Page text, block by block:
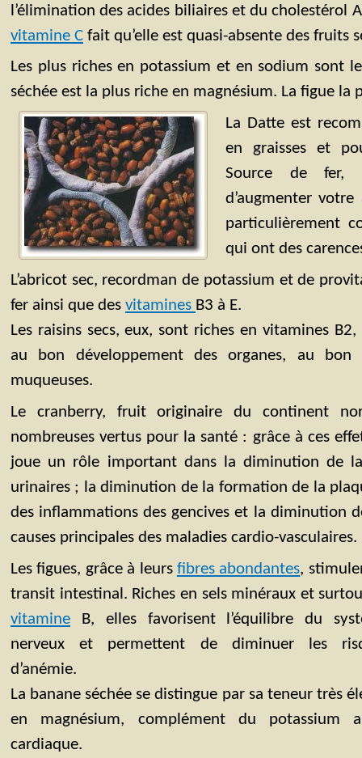
l’élimination des acides biliaires et du cholestérol
vitamine C fait qu’elle est quasi-absente des fruits
Les plus riches en potassium et en sodium sont
séchée est la plus riche en magnésium. La figue la
La Datte est
en graisses et
Source de fer,
d’augmenter
particulièrement
qui ont des
L’abricot sec, recordman de potassium et de
fer ainsi que des vitamines B3 à E.
Les raisins secs, eux, sont riches en vitamines
au bon développement des organes, au
muqueuses.
Le cranberry, fruit originaire du continent
nombreuses vertus pour la santé : grâce à ces
joue un rôle important dans la diminution de
urinaires ; la diminution de la formation de la
des inflammations des gencives et la diminution
causes principales des maladies cardio-vasculaires.
Les figues, grâce à leurs fibres abondantes,
transit intestinal. Riches en sels minéraux et
vitamine B, elles favorisent l’équilibre du
nerveux et permettent de diminuer les
d’anémie.
La banane séchée se distingue par sa teneur très
en magnésium, complément du potassium
cardiaque.